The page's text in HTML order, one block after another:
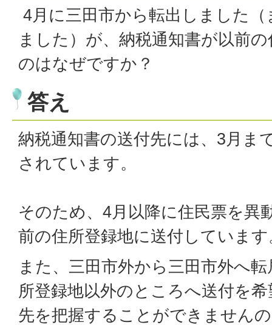
4月に三田市から転出しました
ました）が、納税通知書が以前
のはなぜですか？
答え
納税通知書の送付先には、3月ま
されています。
そのため、4月以降に住民票を異
前の住所登録地に送付しています
また、三田市外から三田市外へ
所登録地以外のところへ送付を
先を把握することができません